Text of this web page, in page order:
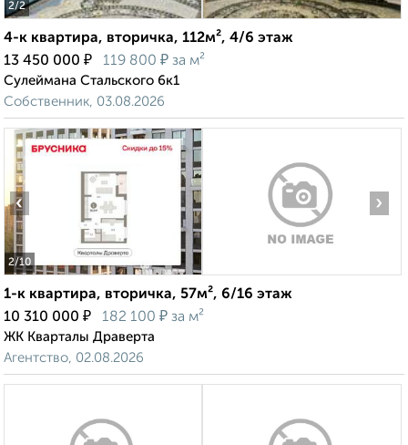
2/2
4-к квартира, вторичка, 112м², 4/6 этаж
13 450 000 ₽ 119 800 ₽ за м²
Сулеймана Стальского 6к1
Собственник, 03.08.2026
2/10
‹ ›
1-к квартира, вторичка, 57м², 6/16 этаж
10 310 000 ₽ 182 100 ₽ за м²
ЖК Кварталы Драверта
Агентство, 02.08.2026